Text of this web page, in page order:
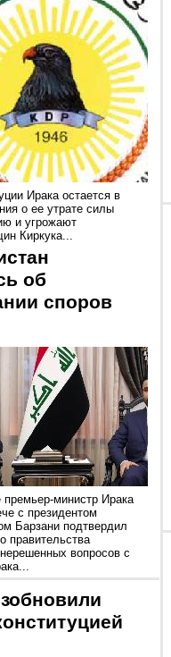
Ирака остается в
о ее утрате силы
и угрожают
Киркука...
об
споров
премьер-министр Ирака
с президентом
Барзани подтвердил
правительства
вопросов с